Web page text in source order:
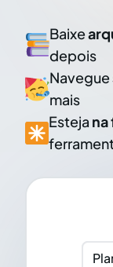
Baixe
depois
Navegue
mais
Esteja na